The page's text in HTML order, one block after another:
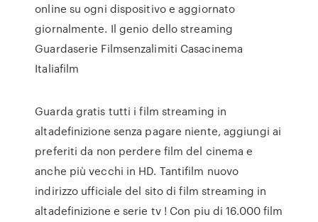
online su ogni dispositivo e aggiornato
giornalmente. Il genio dello streaming
Guardaserie Filmsenzalimiti Casacinema
Italiafilm
Guarda gratis tutti i film streaming in
altadefinizione senza pagare niente, aggiungi ai
preferiti da non perdere film del cinema e
anche più vecchi in HD. Tantifilm nuovo
indirizzo ufficiale del sito di film streaming in
altadefinizione e serie tv ! Con piu di 16.000 film